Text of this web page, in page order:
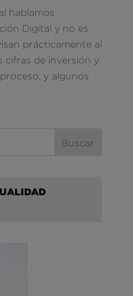
hablamos
Digital y no es
prácticamente al
cifras de inversión y
y algunos